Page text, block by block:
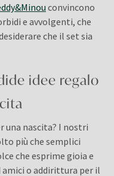
convincono
e avvolgenti, che
che il set sia
idee regalo
una nascita? I nostri
più che semplici
che esprime gioia e
o addirittura per il